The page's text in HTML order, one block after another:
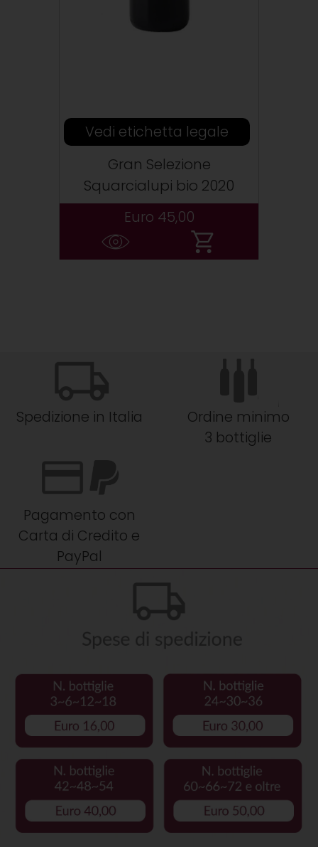
Vedi etichetta legale
Gran Selezione
Squarcialupi bio 2020
Euro 45,00
Spedizione in Italia
Ordine minimo
3 bottiglie
Pagamento con
Carta di Credito e
PayPal